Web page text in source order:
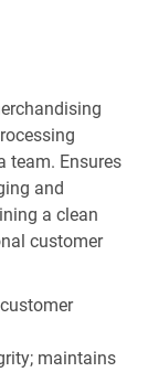
team. Ensures
and
a clean
customer
maintains